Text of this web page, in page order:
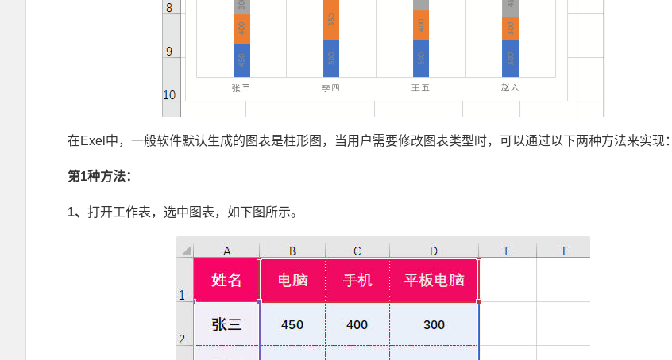
在Exel中，一般软件默认生成的图表是柱形图，当用户需要修改图表类型时，可以通过以下两种方法来实现：
第1种方法：
1、 打开工作表，选中图表，如下图所示。